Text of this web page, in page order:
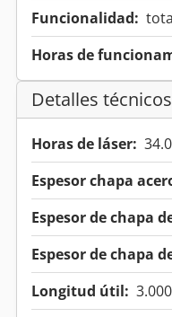
Funcionalidad:
Horas de
Detalles técnicos
Horas de láser:
Espesor chapa
Espesor de chapa
Espesor de chapa
Longitud útil: